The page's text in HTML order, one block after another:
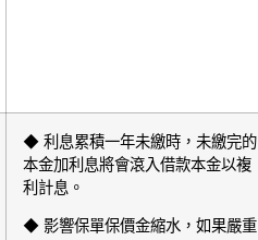
◆ 利息累積⼀年未繳時，未繳完的
本⾦加利息將會滾入借款本⾦以複
利計息。
◆ 影響保單保價⾦縮⽔，如果嚴重